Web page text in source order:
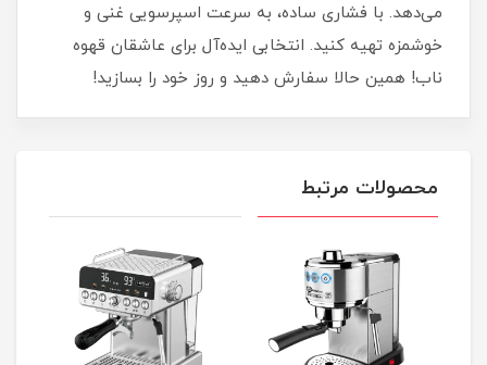
می‌دهد. با فشاری ساده، به سرعت اسپرسویی غنی و
خوشمزه تهیه کنید. انتخابی ایده‌آل برای عاشقان قهوه
ناب! همین حالا سفارش دهید و روز خود را بسازید!
محصولات مرتبط